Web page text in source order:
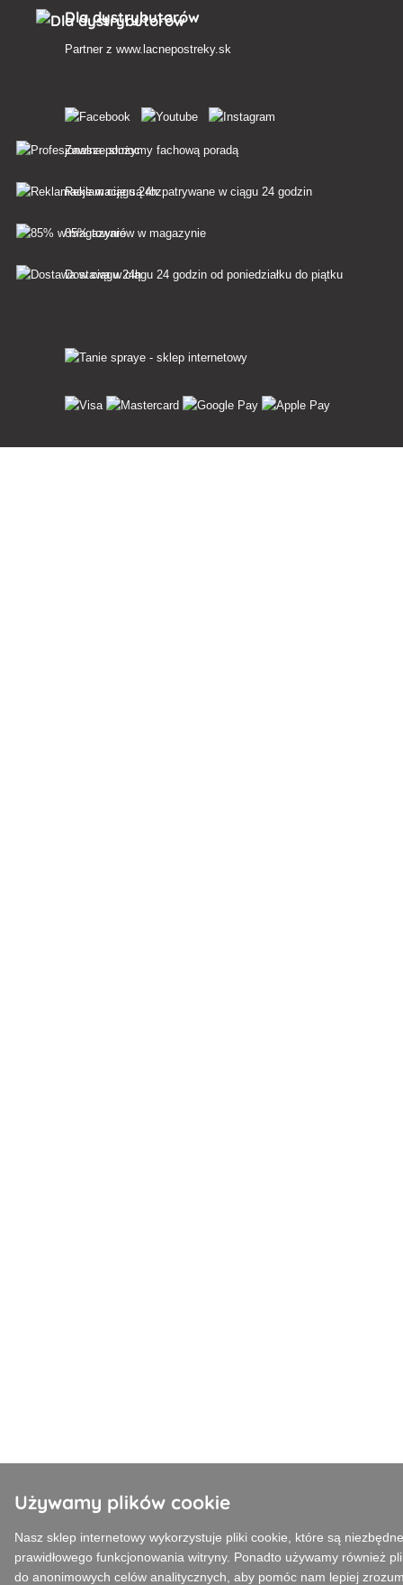
Dla dystrybutorów
Partner z www.lacnepostreky.sk
Zawsze służymy fachową poradą
Reklamacje są rozpatrywane w ciągu 24 godzin
85% towarów w magazynie
Dostawa w ciągu 24 godzin od poniedziałku do piątku
Używamy plików cookie
Nasz sklep internetowy wykorzystuje pliki cookie, które są
prawidłowego funkcjonowania witryny. Ponadto używamy również
do anonimowych celów analitycznych, aby pomóc nam lepiej